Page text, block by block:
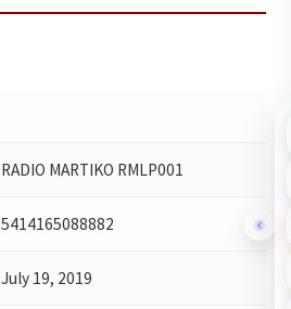
RADIO MARTIKO RMLP001
5414165088882
July 19, 2019